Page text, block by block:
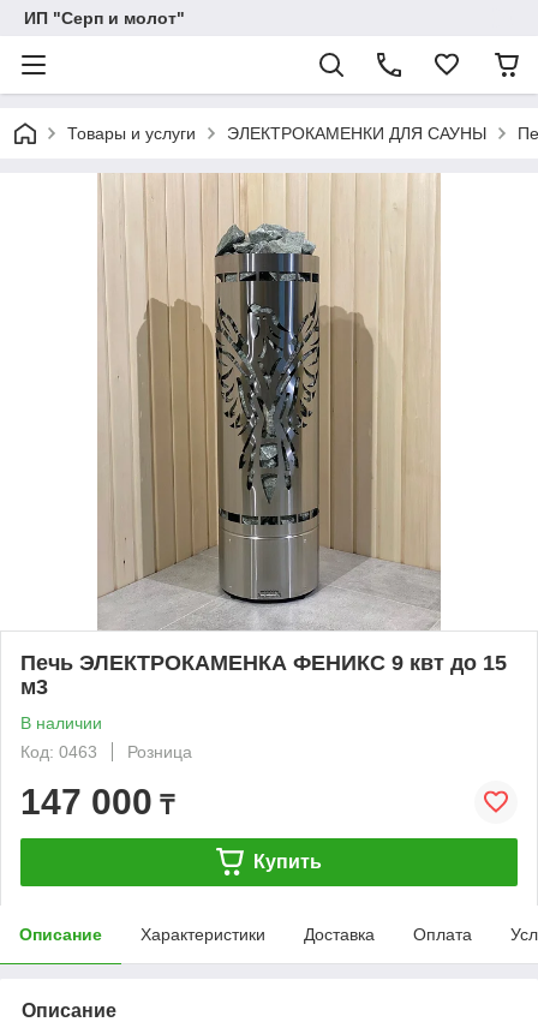
ИП "Серп и молот"
Товары и услуги ЭЛЕКТРОКАМЕНКИ ДЛЯ САУНЫ
Печь ЭЛЕКТРОКАМЕНКА ФЕНИКС 9 квт до 15
м3
В наличии
Код: 0463
Розница
147 000 ₸
Купить
Описание Характеристики Доставка Оплата
Описание